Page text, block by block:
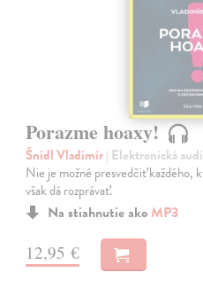
Porazme hoaxy!
Šnídl Vladimír| Elektronická
Nie je možné presvedčiť každého,
však dá rozprávať.
Na stiahnutie ako MP3
12,95 €